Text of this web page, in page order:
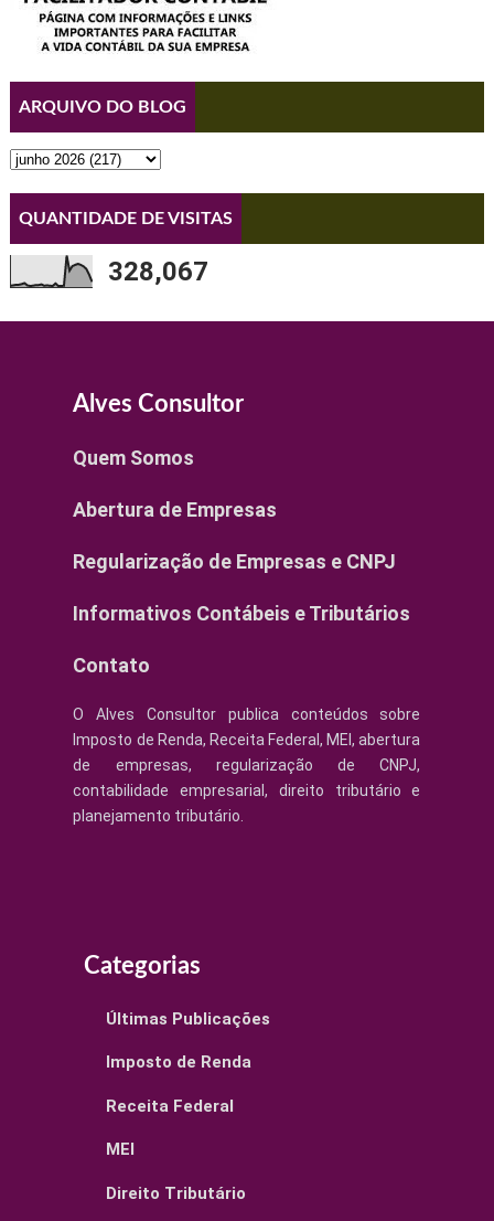
ARQUIVO DO BLOG
QUANTIDADE DE VISITAS
328,067
Alves Consultor
Quem Somos
Abertura de Empresas
Regularização de Empresas e CNPJ
Informativos Contábeis e Tributários
Contato
O Alves Consultor publica conteúdos sobre
Imposto de Renda, Receita Federal, MEI, abertura
de empresas, regularização de CNPJ,
contabilidade empresarial, direito tributário e
planejamento tributário.
Categorias
Últimas Publicações
Imposto de Renda
Receita Federal
MEI
Direito Tributário